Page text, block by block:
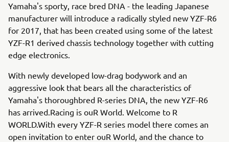
Yamaha's sporty, race bred DNA - the leading Japanese
manufacturer will introduce a radically styled new YZF-R6
for 2017, that has been created using some of the latest
YZF-R1 derived chassis technology together with cutting
edge electronics.
With newly developed low-drag bodywork and an
aggressive look that bears all the characteristics of
Yamaha's thoroughbred R-series DNA, the new YZF-R6
has arrived.Racing is ouR World. Welcome to R
WORLD.With every YZF-R series model there comes an
open invitation to enter ouR World, and the chance to